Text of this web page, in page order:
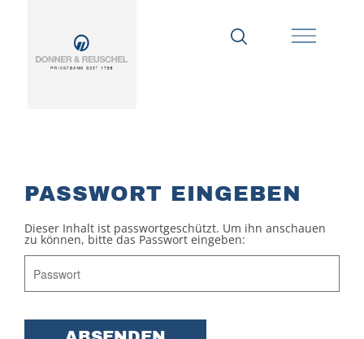
PASSWORT EINGEBEN
Dieser Inhalt ist passwortgeschützt. Um ihn anschauen
zu können, bitte das Passwort eingeben: